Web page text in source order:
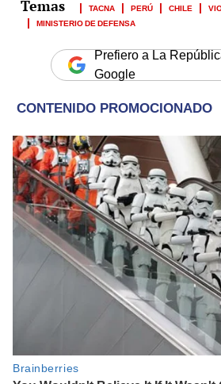
TACNA PERÚ CHILE
MINISTERIO DE DEFENSA
Prefiero a La
Google